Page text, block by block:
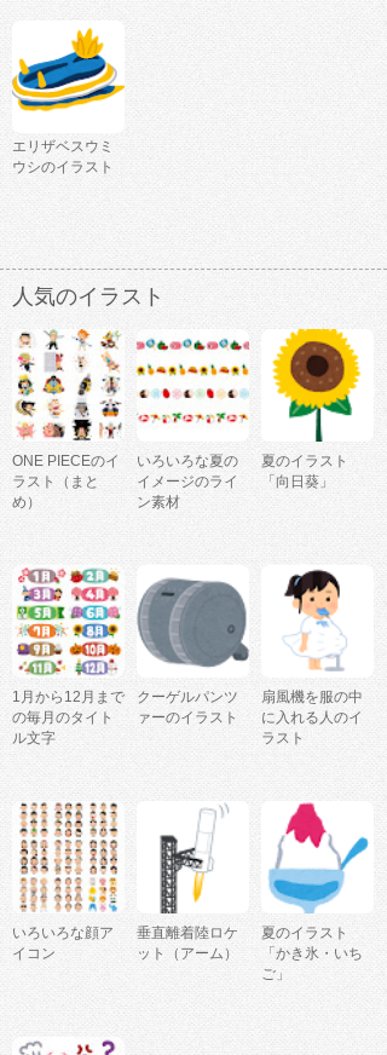
エリザベスウミ
ウシのイラスト
人気のイラスト
ONE PIECEのイ
ラスト（まと
め）
いろいろな夏の
イメージのライ
ン素材
夏のイラスト
「向日葵」
1月から12月まで
の毎月のタイト
ル文字
クーゲルパンツ
ァーのイラスト
扇風機を服の中
に入れる人のイ
ラスト
いろいろな顔ア
イコン
垂直離着陸ロケ
ット（アーム）
夏のイラスト
「かき氷・いち
ご」